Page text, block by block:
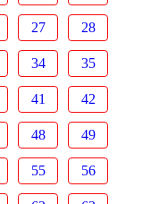
27 28
34 35
41 42
48 49
55 56